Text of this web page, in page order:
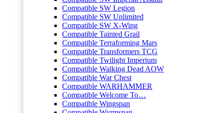
Compatible SW Legion
Compatible SW Unlimited
Compatible SW X-Wing
Compatible Tainted Grail
Compatible Terraforming Mars
Compatible Transformers TCG
Compatible Twilight Imperium
Compatible Walking Dead AOW
Compatible War Chest
Compatible WARHAMMER
Compatible Welcome To…
Compatible Wingspan